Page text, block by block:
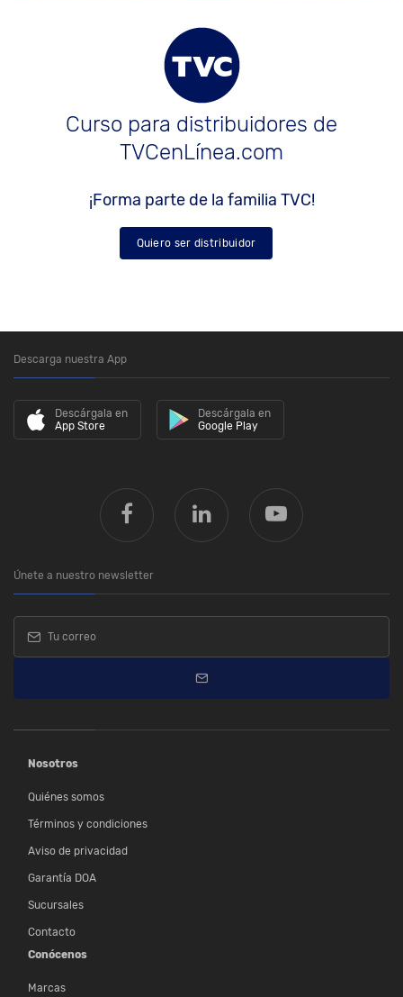
Curso para distribuidores de
TVCenLínea.com
¡Forma parte de la familia TVC!
Quiero ser distribuidor
Descarga nuestra App
Descárgala en
App Store
Descárgala en
Google Play
Únete a nuestro newsletter
Nosotros
Quiénes somos
Términos y condiciones
Aviso de privacidad
Garantía DOA
Sucursales
Contacto
Conócenos
Marcas